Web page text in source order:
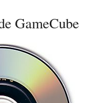
GameCube